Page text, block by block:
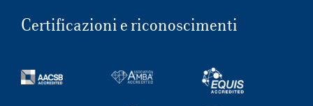
Certificazioni e riconoscimenti